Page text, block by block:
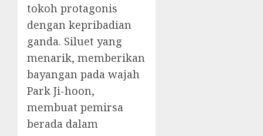
tokoh protagonis
dengan kepribadian
ganda. Siluet yang
menarik, memberikan
bayangan pada wajah
Park Ji-hoon,
membuat pemirsa
berada dalam